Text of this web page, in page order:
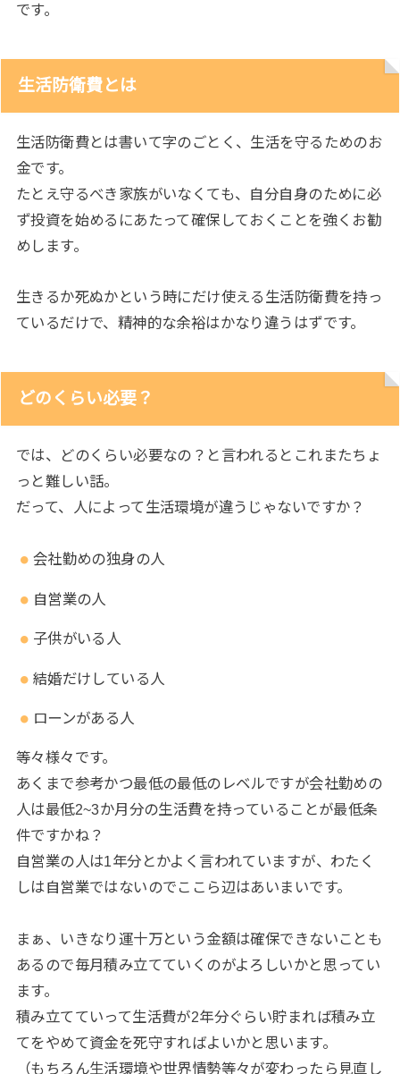
です。
生活防衛費とは
生活防衛費とは書いて字のごとく、生活を守るためのお
金です。
たとえ守るべき家族がいなくても、自分自身のために必
ず投資を始めるにあたって確保しておくことを強くお勧
めします。
生きるか死ぬかという時にだけ使える生活防衛費を持っ
ているだけで、精神的な余裕はかなり違うはずです。
どのくらい必要？
では、どのくらい必要なの？と言われるとこれまたちょ
っと難しい話。
だって、人によって生活環境が違うじゃないですか？
会社勤めの独身の人
自営業の人
子供がいる人
結婚だけしている人
ローンがある人
等々様々です。
あくまで参考かつ最低の最低のレベルですが会社勤めの
人は最低2~3か月分の生活費を持っていることが最低条
件ですかね？
自営業の人は1年分とかよく言われていますが、わたく
しは自営業ではないのでここら辺はあいまいです。
まぁ、いきなり運十万という金額は確保できないことも
あるので毎月積み立てていくのがよろしいかと思ってい
ます。
積み立てていって生活費が2年分ぐらい貯まれば積み立
てをやめて資金を死守すればよいかと思います。
（もちろん生活環境や世界情勢等々が変わったら見直し